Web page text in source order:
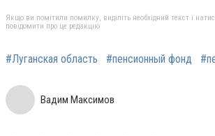
Якщо ви помітили помилку, виділіть необхідний текст і
повідомити про це редакцію
#Луганская область #пенсионный фонд
Вадим Максимов